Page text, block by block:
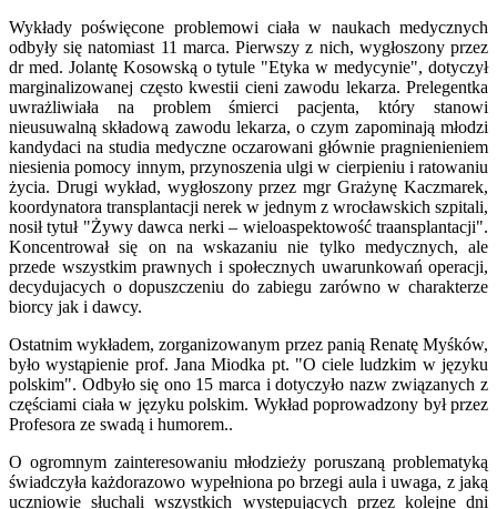
Wykłady poświęcone problemowi ciała w naukach medycznych
odbyły się natomiast 11 marca. Pierwszy z nich, wygłoszony przez
dr med. Jolantę Kosowską o tytule "Etyka w medycynie", dotyczył
marginalizowanej często kwestii cieni zawodu lekarza. Prelegentka
uwrażliwiała na problem śmierci pacjenta, który stanowi
nieusuwalną składową zawodu lekarza, o czym zapominają młodzi
kandydaci na studia medyczne oczarowani głównie pragnienieniem
niesienia pomocy innym, przynoszenia ulgi w cierpieniu i ratowaniu
życia. Drugi wykład, wygłoszony przez mgr Grażynę Kaczmarek,
koordynatora transplantacji nerek w jednym z wrocławskich szpitali,
nosił tytuł "Żywy dawca nerki – wieloaspektowość traansplantacji".
Koncentrował się on na wskazaniu nie tylko medycznych, ale
przede wszystkim prawnych i społecznych uwarunkowań operacji,
decydujacych o dopuszczeniu do zabiegu zarówno w charakterze
biorcy jak i dawcy.
Ostatnim wykładem, zorganizowanym przez panią Renatę Myśków,
było wystąpienie prof. Jana Miodka pt. "O ciele ludzkim w języku
polskim". Odbyło się ono 15 marca i dotyczyło nazw związanych z
częściami ciała w języku polskim. Wykład poprowadzony był przez
Profesora ze swadą i humorem..
O ogromnym zainteresowaniu młodzieży poruszaną problematyką
świadczyła każdorazowo wypełniona po brzegi aula i uwaga, z jaką
uczniowie słuchali wszystkich występujących przez kolejne dni